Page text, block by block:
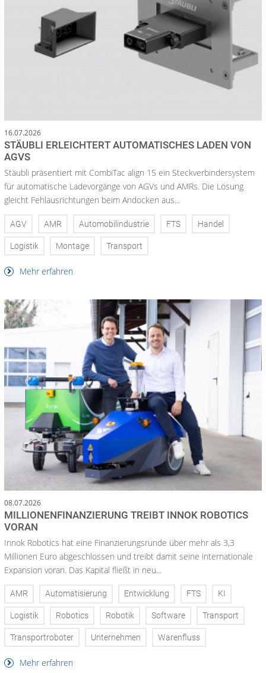
16.07.2026
STÄUBLI ERLEICHTERT AUTOMATISCHES LADEN VON
AGVS
Stäubli präsentiert mit CombiTac align 15 ein Steckverbindersystem
für automatische Ladevorgänge von AGVs und AMRs. Die Lösung
gleicht Fehlausrichtungen beim Andocken aus...
AGV AMR Automobilindustrie FTS Handel
Logistik Montage Transport
Mehr erfahren
08.07.2026
MILLIONENFINANZIERUNG TREIBT INNOK ROBOTICS
VORAN
Innok Robotics hat eine Finanzierungsrunde über mehr als 3,3
Millionen Euro abgeschlossen und treibt damit seine internationale
Expansion voran. Das Kapital fließt in neu...
AMR Automatisierung Entwicklung FTS KI
Logistik Robotics Robotik Software Transport
Transportroboter Unternehmen Warenfluss
Mehr erfahren